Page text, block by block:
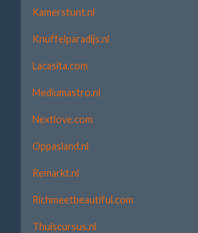
Kamerstunt.nl
Knuffelparadijs.nl
Lacasita.com
Mediumastro.nl
Nextlove.com
Oppasland.nl
Remarkt.nl
Richmeetbeautiful.com
Thuiscursus.nl